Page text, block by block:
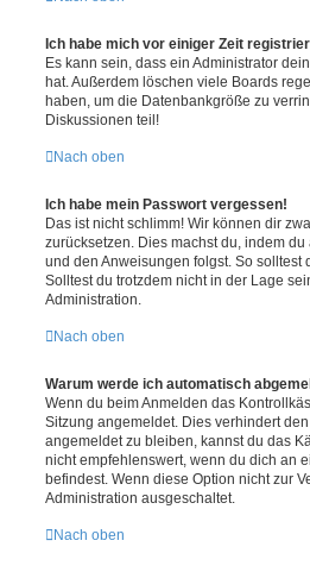
Ich habe mich vor einiger Zeit
Es kann sein, dass ein Administrator
hat. Außerdem löschen viele Boards
haben, um die Datenbankgröße zu
Diskussionen teil!
Nach oben
Ich habe mein Passwort vergessen!
Das ist nicht schlimm! Wir können dir
zurücksetzen. Dies machst du, indem
und den Anweisungen folgst. So
Solltest du trotzdem nicht in der Lage
Administration.
Nach oben
Warum werde ich automatisch
Wenn du beim Anmelden das
Sitzung angemeldet. Dies verhindert
angemeldet zu bleiben, kannst du das
nicht empfehlenswert, wenn du dich an
befindest. Wenn diese Option nicht zur
Administration ausgeschaltet.
Nach oben